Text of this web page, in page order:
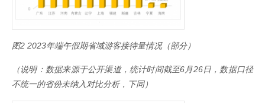
图2 2023年端午假期省域游客接待量情况（部分）
（说明：数据来源于公开渠道，统计时间截至6月26日，数据口径
不统一的省份未纳入对比分析，下同）